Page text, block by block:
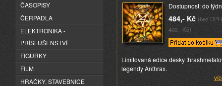
Dostupnost: do
484,- Kč (bez DPH
400,- Kč)
Limitovaná edice desky
legendy Anthrax.
ČASOPISY
ČERPADLA
ELEKTRONIKA -
PŘÍSLUŠENSTVÍ
FIGURKY
FILM
HRAČKY, STAVEBNICE